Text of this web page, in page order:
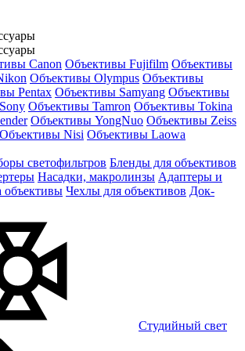
Canon Объективы Fujifilm Объективы
Объективы Olympus Объективы
Pentax Объективы Samyang Объективы
Объективы Tamron Объективы Tokina
Объективы YongNuo Объективы Zeiss
Объективы Nisi Объективы Laowa
светофильтров Бленды для объективов
Насадки, макролинзы Адаптеры и
Чехлы для объективов Док-
Студийный свет